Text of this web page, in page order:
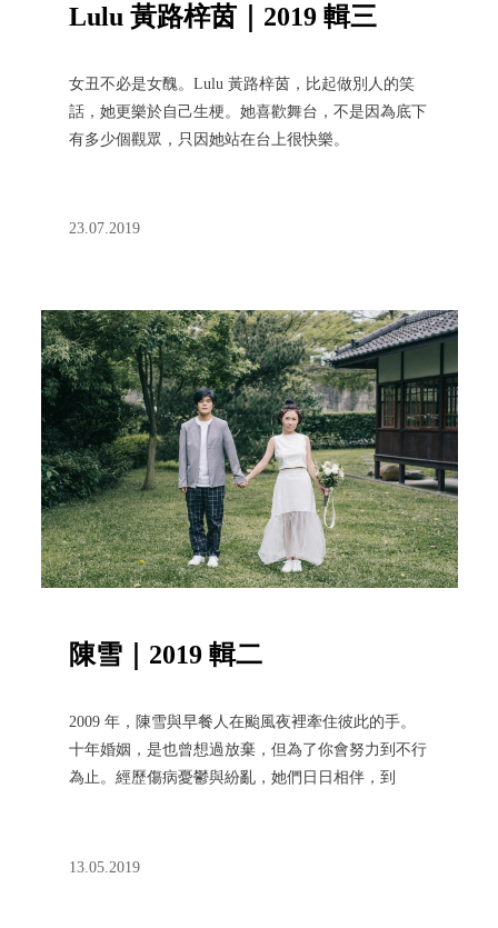
Lulu 黃路梓茵｜2019 輯三
女丑不必是女醜。Lulu 黃路梓茵，比起做別人的笑
話，她更樂於自己生梗。她喜歡舞台，不是因為底下
有多少個觀眾，只因她站在台上很快樂。
23.07.2019
陳雪｜2019 輯二
2009 年，陳雪與早餐人在颱風夜裡牽住彼此的手。
十年婚姻，是也曾想過放棄，但為了你會努力到不行
為止。經歷傷病憂鬱與紛亂，她們日日相伴，到
終於不再是感覺被遺棄的童女，在早餐人這裡做一個
13.05.2019